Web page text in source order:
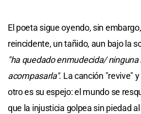
El poeta sigue oyendo, sin
reincidente, un tañido, aun bajo la
"ha quedado enmudecida/
acompasarla". La canción "revive"
otro es su espejo: el mundo se
que la injusticia golpea sin piedad